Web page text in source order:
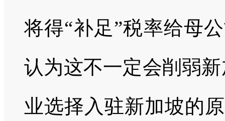
将得“补足”税率给母
认为这不一定会削弱
业选择入驻新加坡的